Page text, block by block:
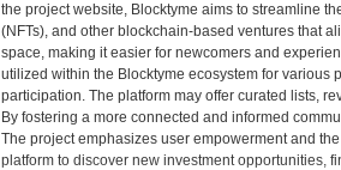
the project website, Blocktyme aims to streamline
(NFTs), and other blockchain-based ventures that
space, making it easier for newcomers and
utilized within the Blocktyme ecosystem for various
participation. The platform may offer curated lists,
By fostering a more connected and informed
The project emphasizes user empowerment and
platform to discover new investment opportunities,